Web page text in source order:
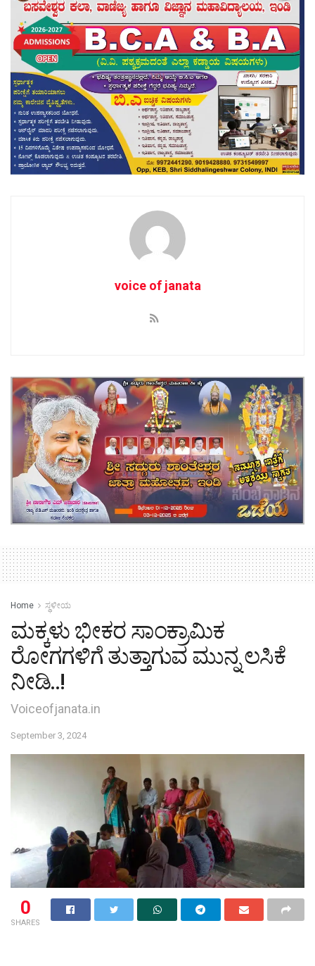
voice of janata
Home ಸ್ಥಳೀಯ
ಮಕ್ಕಳು ಭೀಕರ ಸಾಂಕ್ರಾಮಿಕ
ರೋಗಗಳಿಗೆ ತುತ್ತಾಗುವ ಮುನ್ನ ಲಸಿಕೆ
ನೀಡಿ..!
Voiceofjanata.in
September 3, 2024
0
SHARES